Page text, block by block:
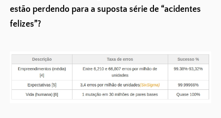
estão perdendo para a suposta série de “acidentes
felizes”?